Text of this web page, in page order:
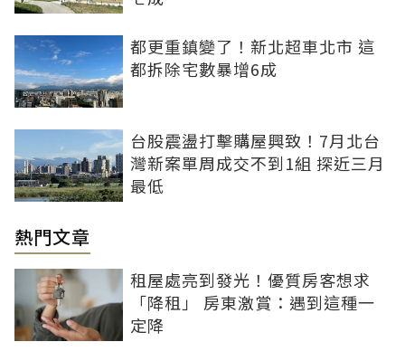
都更重鎮變了！新北超車北市 這
都拆除宅數暴增6成
台股震盪打擊購屋興致！7月北台
灣新案單周成交不到1組 探近三月
最低
熱門文章
租屋處亮到發光！優質房客想求
「降租」 房東激賞：遇到這種一
定降